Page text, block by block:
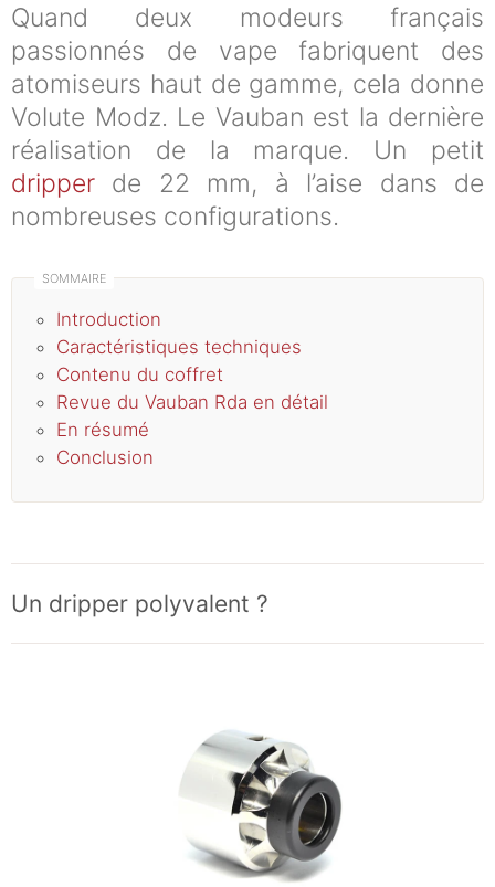
Quand deux modeurs français
passionnés de vape fabriquent des
atomiseurs haut de gamme, cela donne
Volute Modz. Le Vauban est la dernière
réalisation de la marque. Un petit
dripper de 22 mm, à l’aise dans de
nombreuses configurations.
Introduction
Caractéristiques techniques
Contenu du coffret
Revue du Vauban Rda en détail
En résumé
Conclusion
Un dripper polyvalent ?